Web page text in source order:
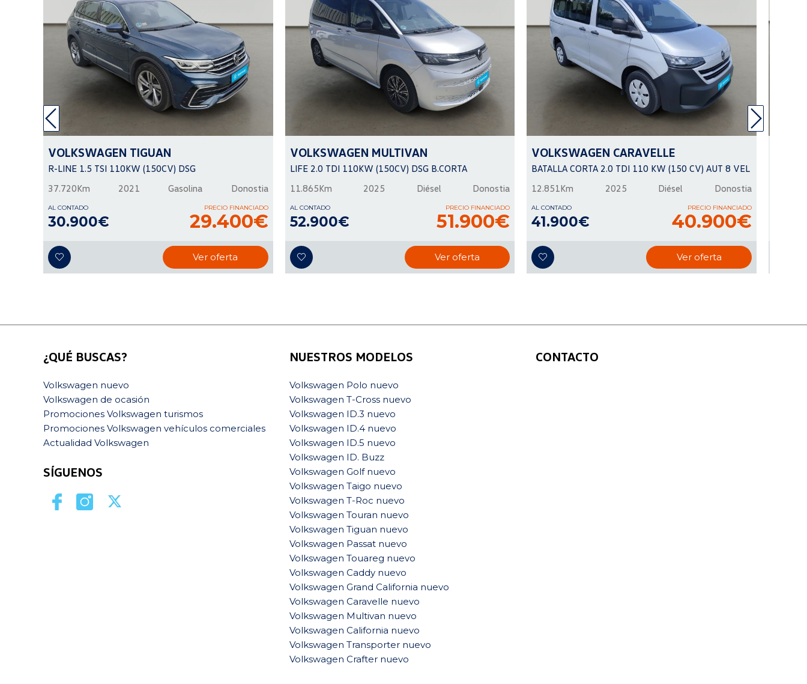
VOLKSWAGEN TIGUAN
R-LINE 1.5 TSI 110KW (150CV) DSG
37.720Km
2021 Gasolina Donostia
AL CONTADO
30.900€
PRECIO FINANCIADO
29.400€
Ver oferta
VOLKSWAGEN MULTIVAN
LIFE 2.0 TDI 110KW (150CV) DSG B.CORTA
11.865Km
2025 Diésel Donostia
AL CONTADO
52.900€
PRECIO FINANCIADO
51.900€
Ver oferta
VOLKSWAGEN CARAVELLE
BATALLA CORTA 2.0 TDI 110 KW (150 CV) AUT 8 VEL
12.851Km
2025 Diésel Donostia
AL CONTADO
41.900€
PRECIO FINANCIADO
40.900€
Ver oferta
¿QUÉ BUSCAS?
Volkswagen nuevo
Volkswagen de ocasión
Promociones Volkswagen turismos
Promociones Volkswagen vehículos comerciales
Actualidad Volkswagen
SÍGUENOS
NUESTROS MODELOS
Volkswagen Polo nuevo
Volkswagen T-Cross nuevo
Volkswagen ID.3 nuevo
Volkswagen ID.4 nuevo
Volkswagen ID.5 nuevo
Volkswagen ID. Buzz
Volkswagen Golf nuevo
Volkswagen Taigo nuevo
Volkswagen T-Roc nuevo
Volkswagen Touran nuevo
Volkswagen Tiguan nuevo
Volkswagen Passat nuevo
Volkswagen Touareg nuevo
Volkswagen Caddy nuevo
Volkswagen Grand California nuevo
Volkswagen Caravelle nuevo
Volkswagen Multivan nuevo
Volkswagen California nuevo
Volkswagen Transporter nuevo
Volkswagen Crafter nuevo
CONTACTO